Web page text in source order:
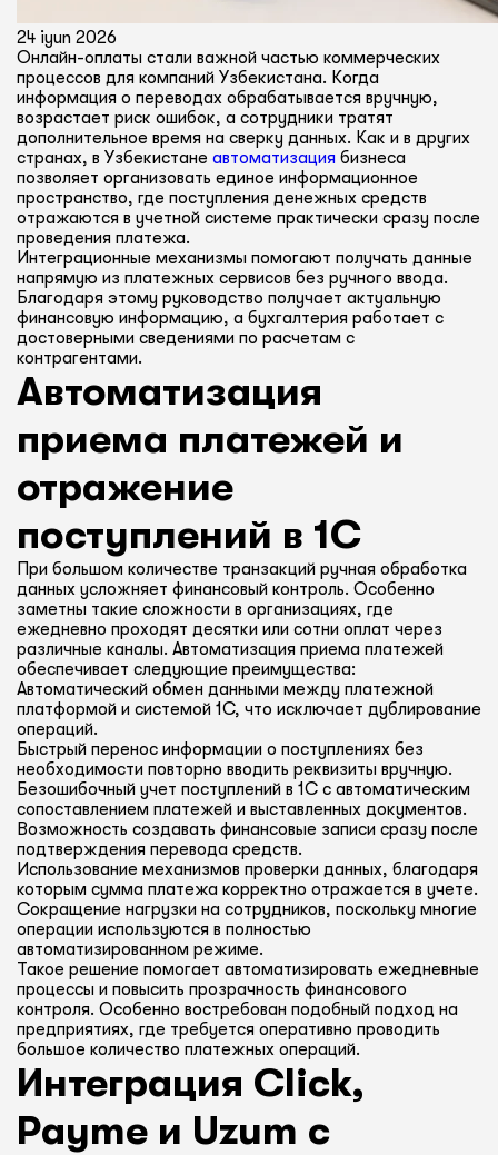
24 iyun 2026
Онлайн-оплаты стали важной частью коммерческих
процессов для компаний Узбекистана. Когда
информация о переводах обрабатывается вручную,
возрастает риск ошибок, а сотрудники тратят
дополнительное время на сверку данных. Как и в других
странах, в Узбекистане автоматизация бизнеса
позволяет организовать единое информационное
пространство, где поступления денежных средств
отражаются в учетной системе практически сразу после
проведения платежа.
Интеграционные механизмы помогают получать данные
напрямую из платежных сервисов без ручного ввода.
Благодаря этому руководство получает актуальную
финансовую информацию, а бухгалтерия работает с
достоверными сведениями по расчетам с
контрагентами.
Автоматизация
приема платежей и
отражение
поступлений в 1С
При большом количестве транзакций ручная обработка
данных усложняет финансовый контроль. Особенно
заметны такие сложности в организациях, где
ежедневно проходят десятки или сотни оплат через
различные каналы. Автоматизация приема платежей
обеспечивает следующие преимущества:
Автоматический обмен данными между платежной
платформой и системой 1С, что исключает дублирование
операций.
Быстрый перенос информации о поступлениях без
необходимости повторно вводить реквизиты вручную.
Безошибочный учет поступлений в 1С с автоматическим
сопоставлением платежей и выставленных документов.
Возможность создавать финансовые записи сразу после
подтверждения перевода средств.
Использование механизмов проверки данных, благодаря
которым сумма платежа корректно отражается в учете.
Сокращение нагрузки на сотрудников, поскольку многие
операции используются в полностью
автоматизированном режиме.
Такое решение помогает автоматизировать ежедневные
процессы и повысить прозрачность финансового
контроля. Особенно востребован подобный подход на
предприятиях, где требуется оперативно проводить
большое количество платежных операций.
Интеграция Click,
Payme и Uzum с